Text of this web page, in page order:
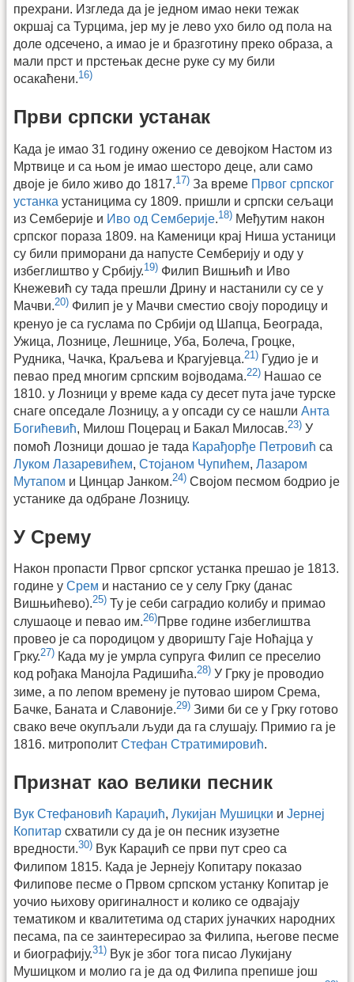
прехрани. Изгледа да је једном имао неки тежак
окршај са Турцима, јер му је лево ухо било од пола на
доле одсечено, а имао је и бразготину преко образа, а
мали прст и прстењак десне руке су му били
осакаћени.16)
Први српски устанак
Када је имао 31 годину оженио се девојком Настом из
Мртвице и са њом је имао шесторо деце, али само
двоје је било живо до 1817.17) За време Првог српског
устанка устаницима су 1809. пришли и српски сељаци
из Семберије и Иво од Семберије.18) Међутим након
српског пораза 1809. на Каменици крај Ниша устаници
су били приморани да напусте Семберију и оду у
избеглиштво у Србију.19) Филип Вишњић и Иво
Кнежевић су тада прешли Дрину и настанили су се у
Мачви.20) Филип је у Мачви сместио своју породицу и
кренуо је са гуслама по Србији од Шапца, Београда,
Ужица, Лознице, Лешнице, Уба, Болеча, Гроцке,
Рудника, Чачка, Краљева и Крагујевца.21) Гудио је и
певао пред многим српским војводама.22) Нашао се
1810. у Лозници у време када су десет пута јаче турске
снаге опседале Лозницу, а у опсади су се нашли Анта
Богићевић, Милош Поцерац и Бакал Милосав.23) У
помоћ Лозници дошао је тада Карађорђе Петровић са
Луком Лазаревићем, Стојаном Чупићем, Лазаром
Мутапом и Цинцар Јанком.24) Својом песмом бодрио је
устанике да одбране Лозницу.
У Срему
Након пропасти Првог српског устанка прешао је 1813.
године у Срем и настанио се у селу Грку (данас
Вишњићево).25) Ту је себи саградио колибу и примао
слушаоце и певао им.26)Прве године избеглиштва
провео је са породицом у дворишту Гаје Ноћајца у
Грку.27) Када му је умрла супруга Филип се преселио
код рођака Манојла Радишића.28) У Грку је проводио
зиме, а по лепом времену је путовао широм Срема,
Бачке, Баната и Славоније.29) Зими би се у Грку готово
свако вече окупљали људи да га слушају. Примио га је
1816. митрополит Стефан Стратимировић.
Признат као велики песник
Вук Стефановић Караџић, Лукијан Мушицки и Јернеј
Копитар схватили су да је он песник изузетне
вредности.30) Вук Караџић се први пут срео са
Филипом 1815. Када је Јернеју Копитару показао
Филипове песме о Првом српском устанку Копитар је
уочио њихову оригиналност и колико се одвајају
тематиком и квалитетима од старих јуначких народних
песама, па се заинтересирао за Филипа, његове песме
и биографију.31) Вук је због тога писао Лукијану
Мушицком и молио га је да од Филипа препише још